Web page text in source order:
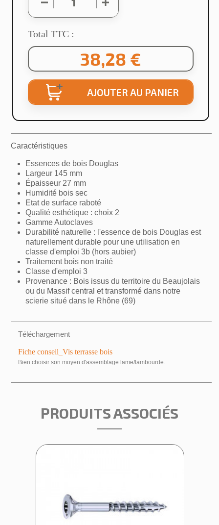
Total TTC :
38,28 €
AJOUTER AU PANIER
Caractéristiques
Essences de bois Douglas
Largeur 145 mm
Épaisseur 27 mm
Humidité bois sec
Etat de surface raboté
Qualité esthétique : choix 2
Gamme Autoclaves
Durabilité naturelle : l'essence de bois Douglas est
naturellement durable pour une utilisation en
classe d'emploi 3b (hors aubier)
Traitement bois non traité
Classe d'emploi 3
Provenance : Bois issus du territoire du Beaujolais
ou du Massif central et transformé dans notre
scierie situé dans le Rhône (69)
Téléchargement
Fiche conseil_Vis terrasse bois
Bien choisir son moyen d'assemblage lame/lambourde.
PRODUITS ASSOCIÉS
Créer une liste d'envies
Nom de la liste d'envies
Annuler Créer une liste d'envies